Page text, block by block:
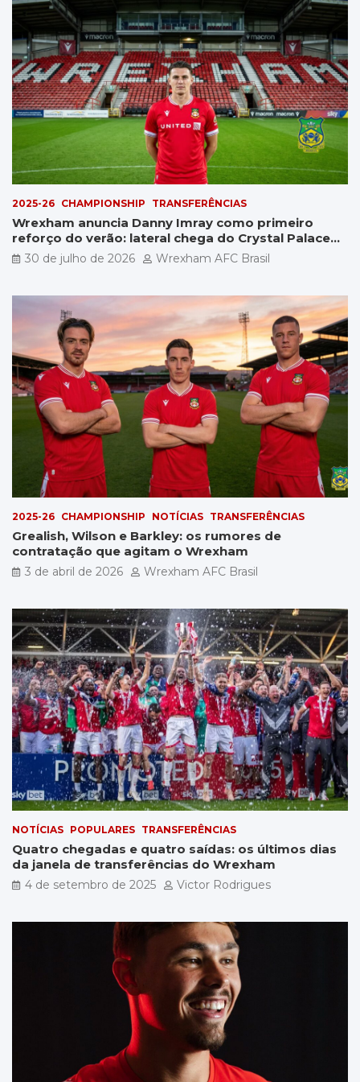
2025-26 CHAMPIONSHIP TRANSFERÊNCIAS
Wrexham anuncia Danny Imray como primeiro
reforço do verão: lateral chega do Crystal Palace
por £5 milhões
30 de julho de 2026 Wrexham AFC Brasil
2025-26 CHAMPIONSHIP NOTÍCIAS TRANSFERÊNCIAS
Grealish, Wilson e Barkley: os rumores de
contratação que agitam o Wrexham
3 de abril de 2026 Wrexham AFC Brasil
NOTÍCIAS POPULARES TRANSFERÊNCIAS
Quatro chegadas e quatro saídas: os últimos dias
da janela de transferências do Wrexham
4 de setembro de 2025 Victor Rodrigues